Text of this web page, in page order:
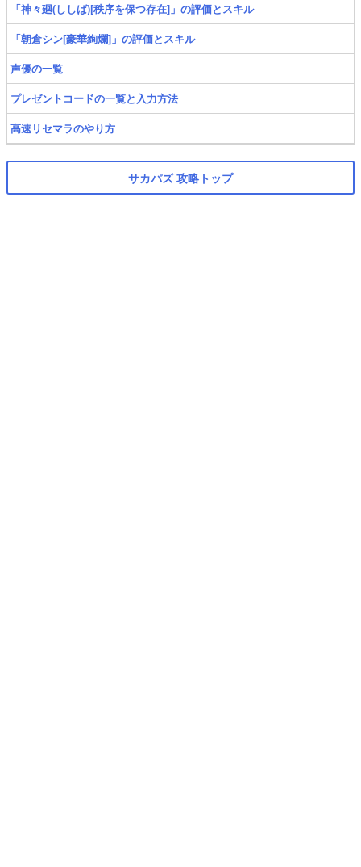
「神々廻(ししば)[秩序を保つ存在]」の評価とスキル
「朝倉シン[豪華絢爛]」の評価とスキル
声優の一覧
プレゼントコードの一覧と入力方法
高速リセマラのやり方
サカパズ 攻略トップ